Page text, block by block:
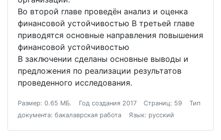
Во второй главе проведён анализ и оценка
финансовой устойчивостью В третьей главе
приводятся основные направления повышения
финансовой устойчивостью
В заключении сделаны основные выводы и
предложения по реализации результатов
проведенного исследования.
Размер: 0.65 МБ. Год создания 2017 Страниц: 59
Тип
документа: бакалаврская работа
Язык: русский